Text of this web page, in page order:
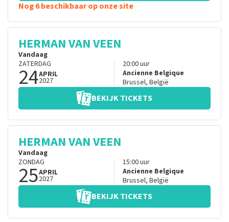
Nog 6 beschikbaar op onze site
HERMAN VAN VEEN
Vandaag
ZATERDAG
24APRIL
2027
20:00uur
Ancienne Belgique
Brussel, België
BEKIJK TICKETS
HERMAN VAN VEEN
Vandaag
ZONDAG
25APRIL
2027
15:00uur
Ancienne Belgique
Brussel, België
BEKIJK TICKETS